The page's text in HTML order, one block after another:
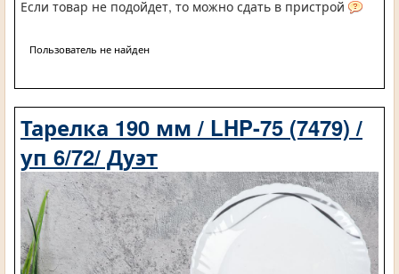
Если товар не подойдет, то можно сдать в пристрой
Пользователь не найден
Тарелка 190 мм / LHP-75 (7479) /
уп 6/72/ Дуэт